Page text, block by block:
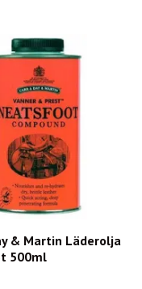
& Martin Läderolja
500ml